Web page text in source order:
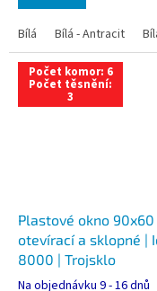
Bílá Bílá - Antracit
Počet komor: 6
Počet těsnění:
3
Plastové okno 90x60
otevírací a sklopné |
8000 | Trojsklo
Na objednávku 9 - 16 dnů